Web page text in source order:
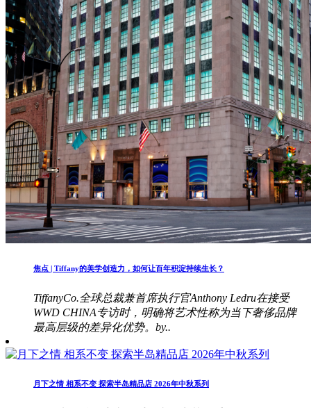
焦点 | Tiffany的美学创造力，如何让百年积淀持续生长？
TiffanyCo.全球总裁兼首席执行官Anthony Ledru在接受
WWD CHINA专访时，明确将艺术性称为当下奢侈品牌
最高层级的差异化优势。by..
月下之情 相系不变 探索半岛精品店 2026年中秋系列